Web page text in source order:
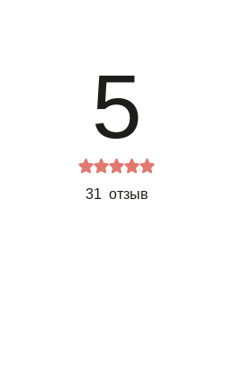
5
31 отзыв